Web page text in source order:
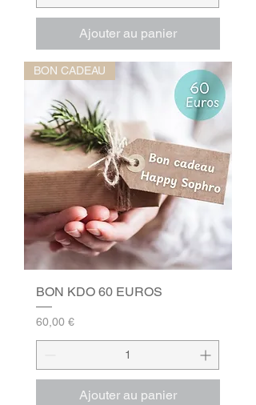
Ajouter au panier
BON CADEAU
BON KDO 60 EUROS
Prix
60,00 €
Ajouter au panier